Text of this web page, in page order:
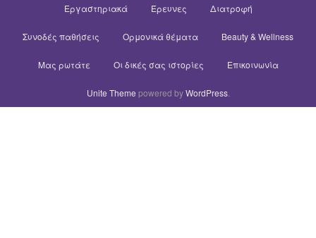
Εργαστηριακά Έρευνες Διατροφή
Συνοδές παθήσεις Ορμονικά θέματα Beauty & Wellness
Μας ρωτάτε Οι δικές σας ιστορίες Επικοινωνία
Unite Theme powered byWordPress.